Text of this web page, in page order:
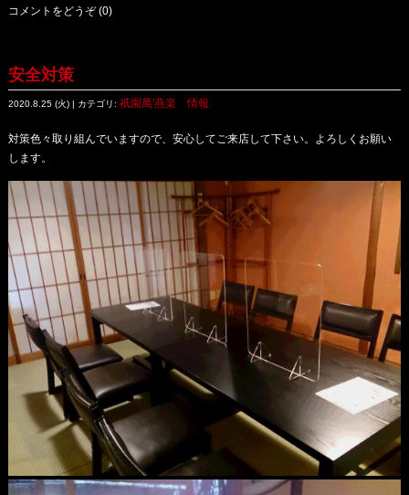
コメントをどうぞ (0)
安全対策
2020.8.25 (火) | カテゴリ: 祇園萬'燕楽 情報
対策色々取り組んでいますので、安心してご来店して下さい。よろしくお願い
します。